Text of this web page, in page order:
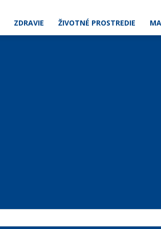
ZDRAVIE ŽIVOTNÉ PROSTREDIE